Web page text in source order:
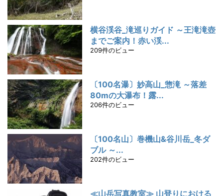
横谷渓谷_滝巡りガイド ～王滝滝壺
までご案内！赤い渓...
209件のビュー
〔100名瀑〕妙高山_惣滝 ～落差
80mの大瀑布！露...
206件のビュー
〔100名山〕巻機山&谷川岳_冬ダ
ブル ～...
202件のビュー
≪山岳写真教室≫ 山登りにおける